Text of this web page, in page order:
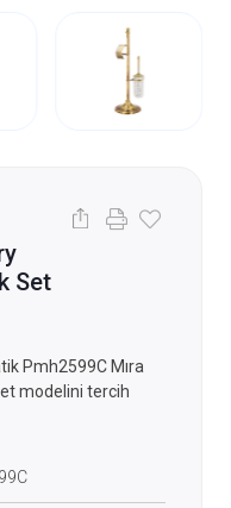
Set
Pmh2599C Mıra
modelini tercih